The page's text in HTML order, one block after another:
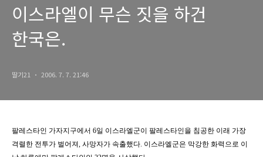
이스라엘이 무슨 짓을 하건
한국은.
딸기21 2006. 7. 7. 21:46
팔레스타인 가자지구에서 6일 이스라엘군이 팔레스타인을 침공한 이래 가장
격렬한 전투가 벌어져, 사망자가 속출했다. 이스라엘군은 막강한 화력으로 이